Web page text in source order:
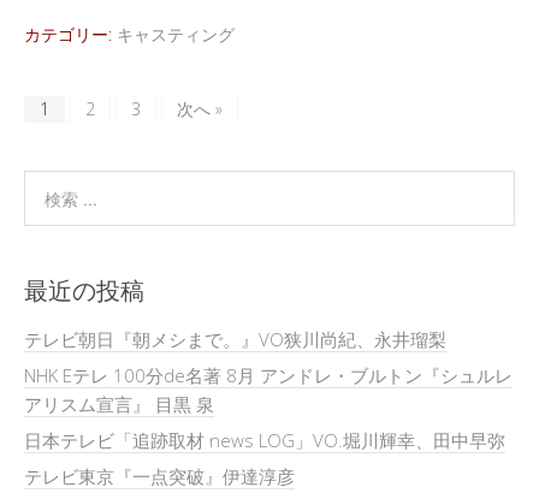
カテゴリー: キャスティング
1 2 3 次へ »
最近の投稿
テレビ朝日『朝メシまで。』VO狭川尚紀、永井瑠梨
NHK Eテレ 100分de名著 8月 アンドレ・ブルトン『シュルレ
アリスム宣言』 目黒 泉
日本テレビ「追跡取材 news LOG」VO.堀川輝幸、田中早弥
テレビ東京『一点突破』伊達淳彦